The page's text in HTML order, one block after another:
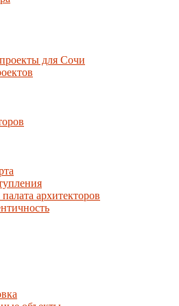
для Сочи
архитекторов